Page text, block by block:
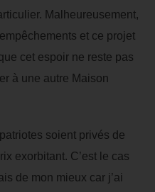
Malheureusement,
et ce projet
cet espoir ne reste pas
à une autre Maison
soient privés de
exorbitant. C’est le cas
de mon mieux car j’ai